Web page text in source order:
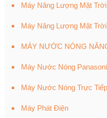
Máy Năng Lượng Mặt
Máy Năng Lượng Mặt
MÁY NƯỚC NÓNG
Máy Nước Nóng
Máy Nước Nóng Trực
Máy Phát Điện